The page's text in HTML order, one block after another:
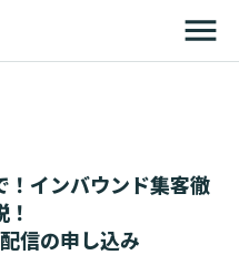
menu
！インバウンド集客徹
信の申し込み